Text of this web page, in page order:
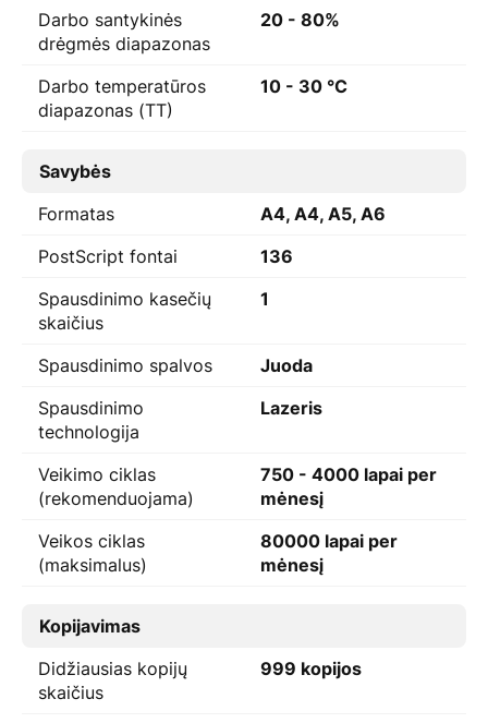
Darbo santykinės
drėgmės diapazonas
20 - 80%
Darbo temperatūros
diapazonas (TT)
10 - 30 °C
Savybės
Formatas
A4, A4, A5, A6
PostScript fontai
136
Spausdinimo kasečių
skaičius
1
Spausdinimo spalvos
Juoda
Spausdinimo
technologija
Lazeris
Veikimo ciklas
(rekomenduojama)
750 - 4000 lapai per
mėnesį
Veikos ciklas
(maksimalus)
80000 lapai per
mėnesį
Kopijavimas
Didžiausias kopijų
skaičius
999 kopijos